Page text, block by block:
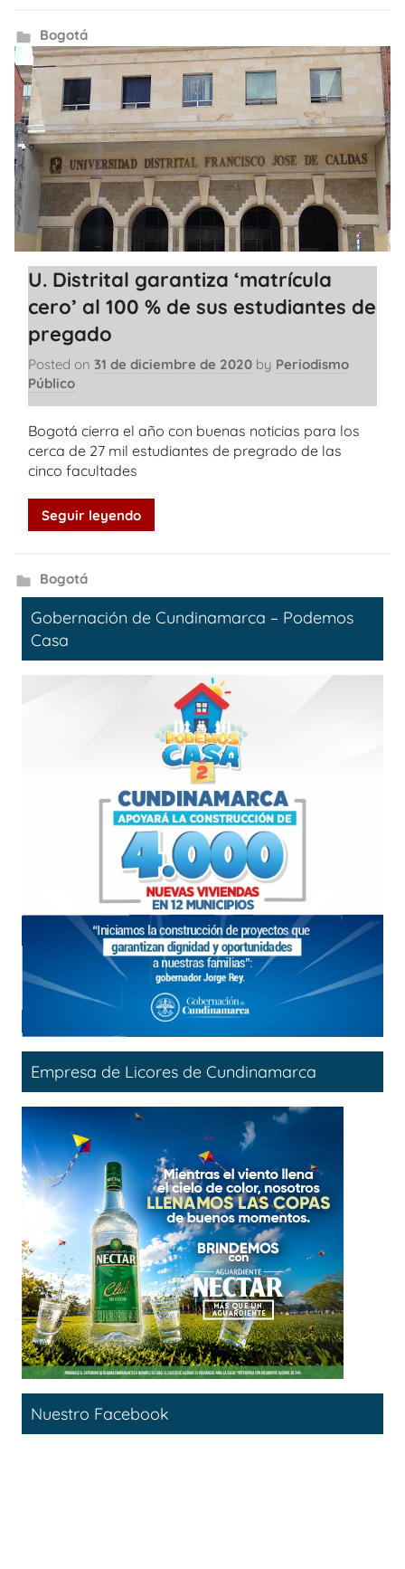
Bogotá
U. Distrital garantiza ‘matrícula
cero’ al 100 % de sus estudiantes de
pregado
Posted on 31 de diciembre de 2020 by Periodismo
Público
Bogotá cierra el año con buenas noticias para los
cerca de 27 mil estudiantes de pregrado de las
cinco facultades
Seguir leyendo
Bogotá
Gobernación de Cundinamarca – Podemos
Casa
Empresa de Licores de Cundinamarca
Nuestro Facebook